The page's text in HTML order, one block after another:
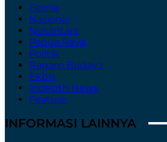
Home
Nasional
Nusantara
Papua Raya
Politik
Ragam Budaya
Ekbis
Indepth News
Feature
INFORMASI LAINNYA